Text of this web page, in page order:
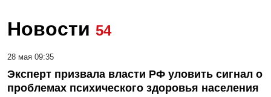
Новости 54
28 мая 09:35
Эксперт призвала власти РФ уловить сигнал о
проблемах психического здоровья населения